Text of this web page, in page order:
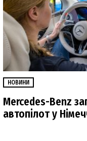
НОВИНИ
Mercedes-Benz
автопілот у